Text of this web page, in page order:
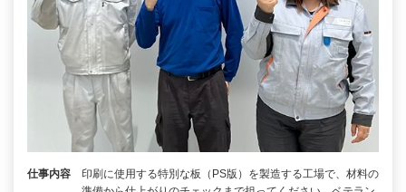
仕事内容
印刷に使用する特別な板（PS版）を製造する工場で、材料の